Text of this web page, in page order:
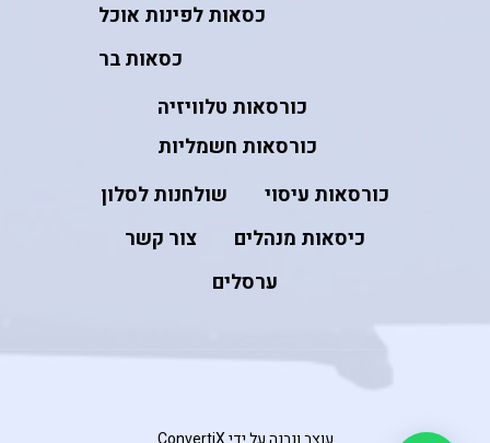
כסאות לפינות אוכל
כסאות בר
כורסאות טלוויזיה
כורסאות חשמליות
כורסאות עיסוי
שולחנות לסלון
כיסאות מנהלים
צור קשר
ערסלים